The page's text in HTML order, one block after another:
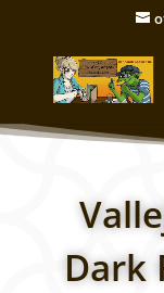
Dark